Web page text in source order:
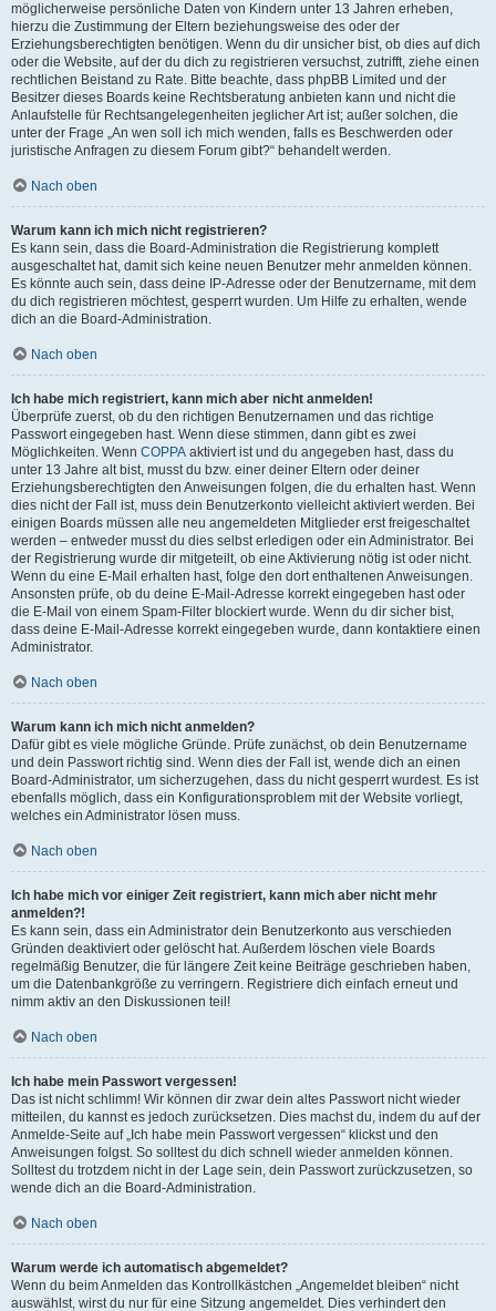
möglicherweise persönliche Daten von Kindern unter 13 Jahren erheben,
hierzu die Zustimmung der Eltern beziehungsweise des oder der
Erziehungsberechtigten benötigen. Wenn du dir unsicher bist, ob dies auf dich
oder die Website, auf der du dich zu registrieren versuchst, zutrifft, ziehe einen
rechtlichen Beistand zu Rate. Bitte beachte, dass phpBB Limited und der
Besitzer dieses Boards keine Rechtsberatung anbieten kann und nicht die
Anlaufstelle für Rechtsangelegenheiten jeglicher Art ist; außer solchen, die
unter der Frage „An wen soll ich mich wenden, falls es Beschwerden oder
juristische Anfragen zu diesem Forum gibt?“ behandelt werden.
Nach oben
Warum kann ich mich nicht registrieren?
Es kann sein, dass die Board-Administration die Registrierung komplett
ausgeschaltet hat, damit sich keine neuen Benutzer mehr anmelden können.
Es könnte auch sein, dass deine IP-Adresse oder der Benutzername, mit dem
du dich registrieren möchtest, gesperrt wurden. Um Hilfe zu erhalten, wende
dich an die Board-Administration.
Nach oben
Ich habe mich registriert, kann mich aber nicht anmelden!
Überprüfe zuerst, ob du den richtigen Benutzernamen und das richtige
Passwort eingegeben hast. Wenn diese stimmen, dann gibt es zwei
Möglichkeiten. Wenn COPPA aktiviert ist und du angegeben hast, dass du
unter 13 Jahre alt bist, musst du bzw. einer deiner Eltern oder deiner
Erziehungsberechtigten den Anweisungen folgen, die du erhalten hast. Wenn
dies nicht der Fall ist, muss dein Benutzerkonto vielleicht aktiviert werden. Bei
einigen Boards müssen alle neu angemeldeten Mitglieder erst freigeschaltet
werden – entweder musst du dies selbst erledigen oder ein Administrator. Bei
der Registrierung wurde dir mitgeteilt, ob eine Aktivierung nötig ist oder nicht.
Wenn du eine E-Mail erhalten hast, folge den dort enthaltenen Anweisungen.
Ansonsten prüfe, ob du deine E-Mail-Adresse korrekt eingegeben hast oder
die E-Mail von einem Spam-Filter blockiert wurde. Wenn du dir sicher bist,
dass deine E-Mail-Adresse korrekt eingegeben wurde, dann kontaktiere einen
Administrator.
Nach oben
Warum kann ich mich nicht anmelden?
Dafür gibt es viele mögliche Gründe. Prüfe zunächst, ob dein Benutzername
und dein Passwort richtig sind. Wenn dies der Fall ist, wende dich an einen
Board-Administrator, um sicherzugehen, dass du nicht gesperrt wurdest. Es ist
ebenfalls möglich, dass ein Konfigurationsproblem mit der Website vorliegt,
welches ein Administrator lösen muss.
Nach oben
Ich habe mich vor einiger Zeit registriert, kann mich aber nicht mehr
anmelden?!
Es kann sein, dass ein Administrator dein Benutzerkonto aus verschieden
Gründen deaktiviert oder gelöscht hat. Außerdem löschen viele Boards
regelmäßig Benutzer, die für längere Zeit keine Beiträge geschrieben haben,
um die Datenbankgröße zu verringern. Registriere dich einfach erneut und
nimm aktiv an den Diskussionen teil!
Nach oben
Ich habe mein Passwort vergessen!
Das ist nicht schlimm! Wir können dir zwar dein altes Passwort nicht wieder
mitteilen, du kannst es jedoch zurücksetzen. Dies machst du, indem du auf der
Anmelde-Seite auf „Ich habe mein Passwort vergessen“ klickst und den
Anweisungen folgst. So solltest du dich schnell wieder anmelden können.
Solltest du trotzdem nicht in der Lage sein, dein Passwort zurückzusetzen, so
wende dich an die Board-Administration.
Nach oben
Warum werde ich automatisch abgemeldet?
Wenn du beim Anmelden das Kontrollkästchen „Angemeldet bleiben“ nicht
auswählst, wirst du nur für eine Sitzung angemeldet. Dies verhindert den